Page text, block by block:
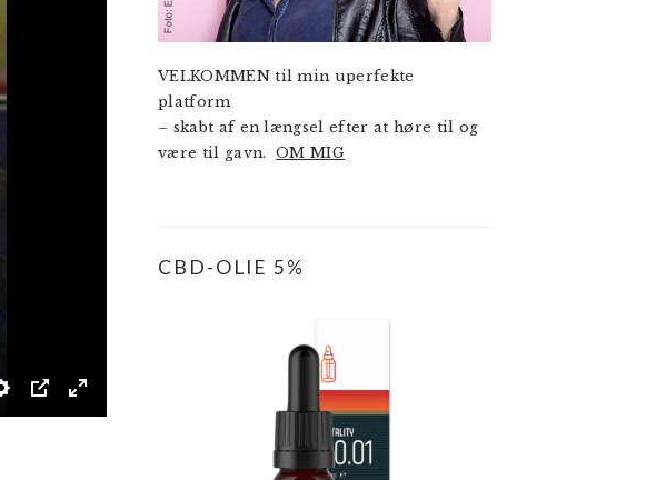
SETTINGS
PIP ENTER
VELKOMMEN til min uperfekte
platform
– skabt af en længsel efter at høre til og
være til gavn.OM MIG
CBD-OLIE 5%